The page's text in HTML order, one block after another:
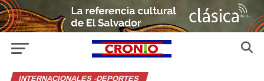
INTERNACIONALES -DEPORTES